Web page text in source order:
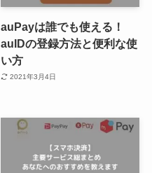
auPayは誰でも使える！
auIDの登録方法と便利な使
い方
2021年3月4日